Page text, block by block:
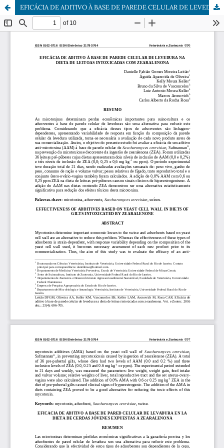
EFICÁCIA DE ADITIVO À BASE DE PAREDE CELULAR DE LEVEDURA NA DIETA DE LEITOAS INTOXICADAS COM ZEARALENONA